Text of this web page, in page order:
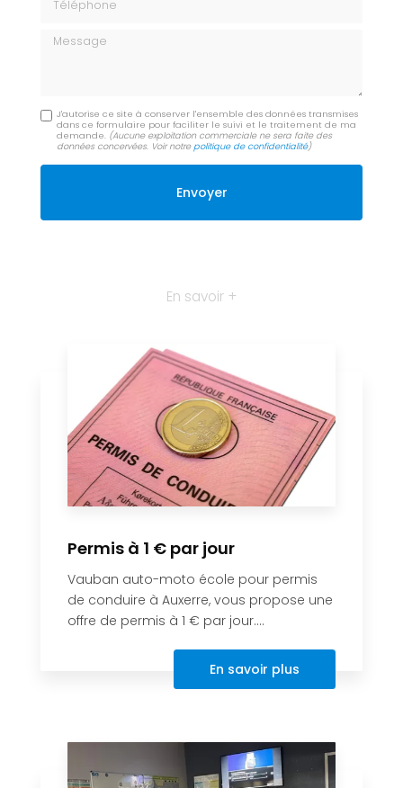
Message
J'autorise ce site à conserver l'ensemble des données transmises
dans ce formulaire pour faciliter le suivi et le traitement de ma
demande. (Aucune exploitation commerciale ne sera faite des
données concervées. Voir notrepolitique de confidentialité)
En savoir +
Permis à 1 € par jour
Vauban auto-moto école pour permis
de conduire à Auxerre, vous propose une
offre de permis à 1 € par jour....
En savoir plus